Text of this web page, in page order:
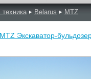
Belarus MTZ
Экскаватор-